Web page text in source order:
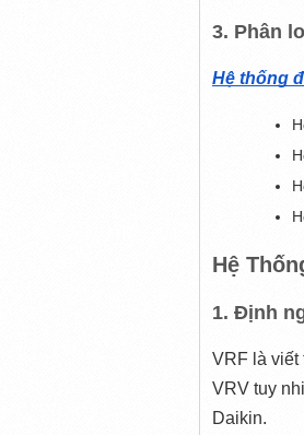
3. Phân
Hệ thống
Hệ
1. Định
VRF là viết
VRV tuy
Daikin.